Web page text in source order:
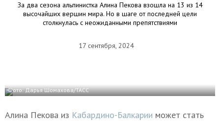
За два сезона альпинистка Алина Пекова взошла на 13 из 14
высочайших вершин мира. Но в шаге от последней цели
столкнулась с неожиданными препятствиями
17 сентября, 2024
Фото: Дарья Шомахова/ТАСС
Алина Пекова из Кабардино-Балкарии может стать